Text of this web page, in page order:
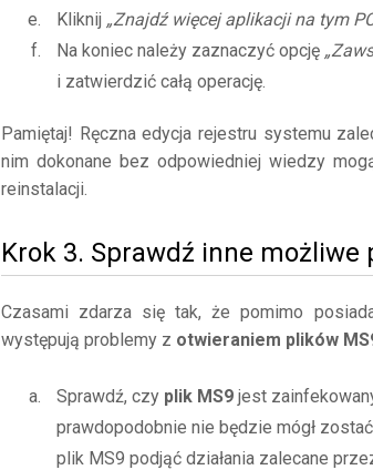
Kliknij „Znajdź więcej aplikacji na tym
Na koniec należy zaznaczyć opcję
i zatwierdzić całą operację.
Pamiętaj! Ręczna edycja rejestru systemu
nim dokonane bez odpowiedniej wiedzy
reinstalacji.
Krok 3. Sprawdź inne
Czasami zdarza się tak, że pomimo
występują problemy z otwieraniem plików
Sprawdź, czy plik MS9 jest
prawdopodobnie nie będzie mógł
plik MS9 podjąć działania zalecane